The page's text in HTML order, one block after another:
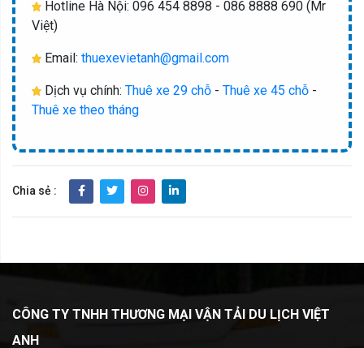
Hotline Hà Nội: 096 454 8898 - 086 8888 690 (Mr
Việt)
Email: thuexevietanh@gmail.com
Dịch vụ chính: Thuê xe 29 chỗ - Thuê xe 45 chỗ -
Thuê xe theo tháng
Chia sẻ :
CÔNG TY TNHH THƯƠNG MẠI VẬN TẢI DU LỊCH VIỆT
ANH